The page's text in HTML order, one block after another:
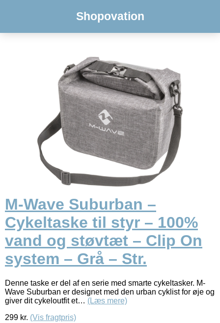
Shopovation
M-Wave Suburban –
Cykeltaske til styr – 100%
vand og støvtæt – Clip On
system – Grå – Str.
Denne taske er del af en serie med smarte cykeltasker. M-
Wave Suburban er designet med den urban cyklist for øje og
giver dit cykeloutfit et… (Læs mere)
299 kr. (Vis fragtpris)